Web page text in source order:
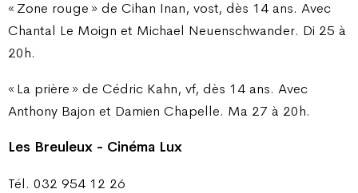
« Zone rouge » de Cihan Inan, vost, dès 14 ans. Avec
Chantal Le Moign et Michael Neuenschwander. Di 25 à
20h.
« La prière » de Cédric Kahn, vf, dès 14 ans. Avec
Anthony Bajon et Damien Chapelle. Ma 27 à 20h.
Les Breuleux - Cinéma Lux
Tél. 032 954 12 26